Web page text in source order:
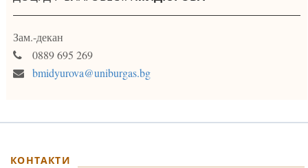
Зам.-декан
0889 695 269
bmidyurova@uniburgas.bg
КОНТАКТИ